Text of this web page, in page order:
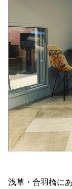
浅草・合羽橋に